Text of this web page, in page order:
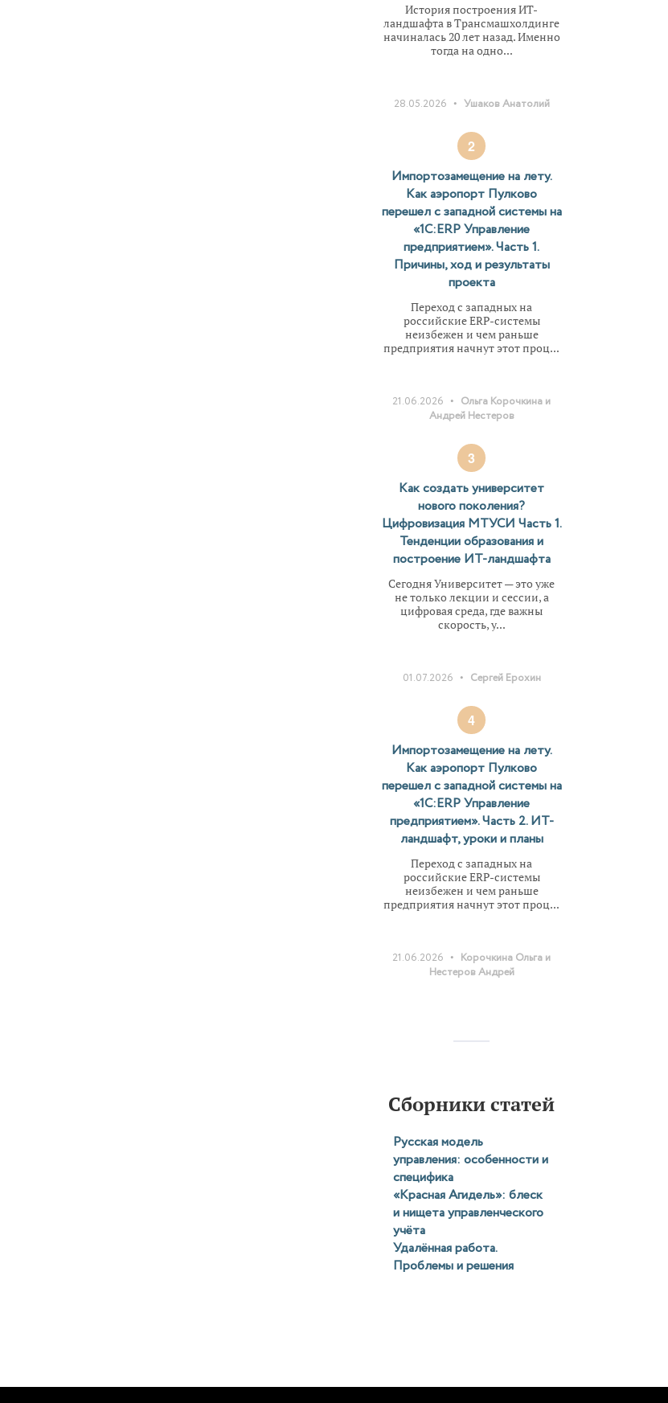
История построения ИТ-
ландшафта в Трансмашхолдинге
начиналась 20 лет назад. Именно
тогда на одно...
28.05.2026 • Ушаков Анатолий
2
Импортозамещение на лету.
Как аэропорт Пулково
перешел с западной системы на
«1С:ERP Управление
предприятием». Часть 1.
Причины, ход и результаты
проекта
Переход с западных на
российские ERP-системы
неизбежен и чем раньше
предприятия начнут этот проц...
21.06.2026 • Ольга Корочкина и
Андрей Нестеров
3
Как создать университет
нового поколения?
Цифровизация МТУСИ Часть 1.
Тенденции образования и
построение ИТ-ландшафта
Сегодня Университет — это уже
не только лекции и сессии, а
цифровая среда, где важны
скорость, у...
01.07.2026 • Сергей Ерохин
4
Импортозамещение на лету.
Как аэропорт Пулково
перешел с западной системы на
«1С:ERP Управление
предприятием». Часть 2. ИТ-
ландшафт, уроки и планы
Переход с западных на
российские ERP-системы
неизбежен и чем раньше
предприятия начнут этот проц...
21.06.2026 • Корочкина Ольга и
Нестеров Андрей
Сборники статей
Русская модель
управления: особенности и
специфика
«Красная Агидель»: блеск
и нищета управленческого
учёта
Удалённая работа.
Проблемы и решения